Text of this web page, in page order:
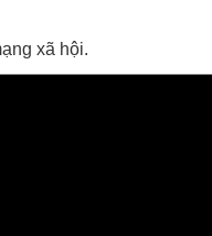
xã hội.
ngành, nhóm